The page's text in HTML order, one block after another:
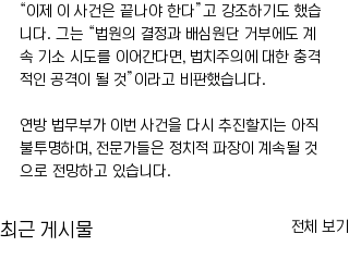
“이제 이 사건은 끝나야 한다”고 강조하기도 했습
니다. 그는 “법원의 결정과 배심원단 거부에도 계
속 기소 시도를 이어간다면, 법치주의에 대한 충격
적인 공격이 될 것”이라고 비판했습니다.
연방 법무부가 이번 사건을 다시 추진할지는 아직
불투명하며, 전문가들은 정치적 파장이 계속될 것
으로 전망하고 있습니다.
최근 게시물 전체 보기